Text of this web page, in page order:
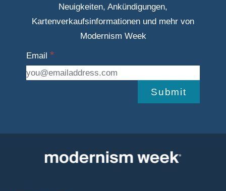
Neuigkeiten, Ankündigungen,
Kartenverkaufsinformationen und mehr von
Modernism Week
Email
Submit